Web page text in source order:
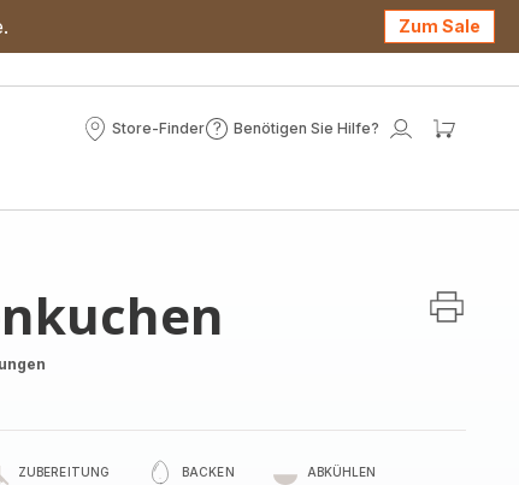
Zum Sale
Store-Finder
Store-
Benötigen Sie Hilfe?
Benötigen
Mein
ZUBEREITUNG BACKEN ABKÜHLEN